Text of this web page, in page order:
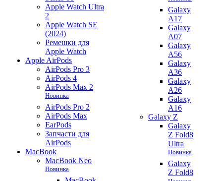
Apple Watch Ultra
2
Apple Watch SE
(2024)
Ремешки для
Apple Watch
Apple AirPods
AirPods Pro 3
AirPods 4
AirPods Max 2
Новинка
AirPods Pro 2
AirPods Max
EarPods
Запчасти для
AirPods
MacBook
MacBook Neo
Новинка
Galaxy
A17
Galaxy
A07
Galaxy
A56
Galaxy
A36
Galaxy
A26
Galaxy
A16
Galaxy Z
Galaxy
Z Fold8
Ultra
Новинка
Galaxy
Z Fold8